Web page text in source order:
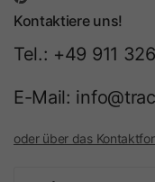
Kontaktiere uns!
Tel.: +49 911
E-Mail:
oder über das